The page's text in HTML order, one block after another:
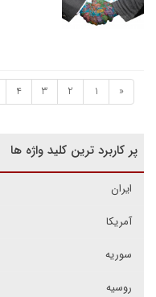
«
1
2
3
4
پر کاربرد ترین کلید واژه ها
ایران
آمریکا
سوریه
روسیه